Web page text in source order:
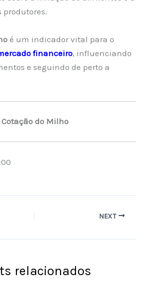
produtores.
é um indicador vital para o
financeiro, influenciando
e seguindo de perto a
Cotação do Milho
NEXT
relacionados